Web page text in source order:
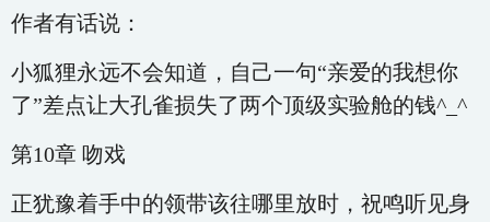
作者有话说：
小狐狸永远不会知道，自己一句“亲爱的我想你
了”差点让大孔雀损失了两个顶级实验舱的钱^_^
第10章 吻戏
正犹豫着手中的领带该往哪里放时，祝鸣听见身